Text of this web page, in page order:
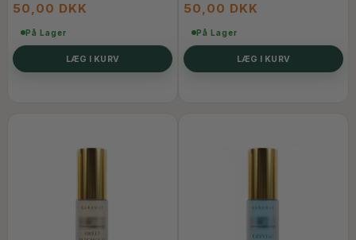
50,00 DKK
På Lager
LÆG I KURV
50,00 DKK
På Lager
LÆG I KURV